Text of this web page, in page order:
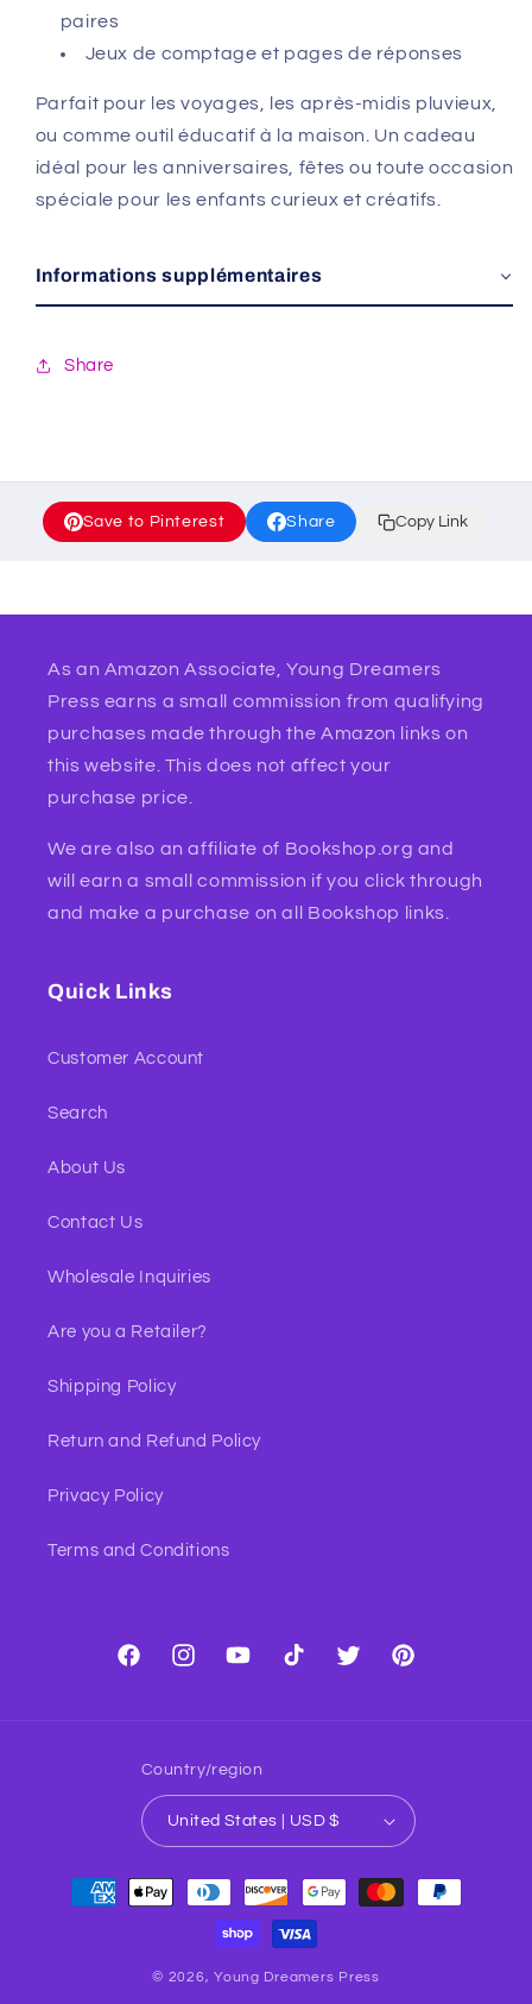
paires
Jeux de comptage et pages de réponses
Parfait pour les voyages, les après-midis pluvieux,
ou comme outil éducatif à la maison. Un cadeau
idéal pour les anniversaires, fêtes ou toute occasion
spéciale pour les enfants curieux et créatifs.
Informations supplémentaires
Share
Save to Pinterest Share Copy Link
As an Amazon Associate, Young Dreamers
Press earns a small commission from qualifying
purchases made through the Amazon links on
this website. This does not affect your
purchase price.
We are also an affiliate of Bookshop.org and
will earn a small commission if you click through
and make a purchase on all Bookshop links.
Quick Links
Customer Account
Search
About Us
Contact Us
Wholesale Inquiries
Are you a Retailer?
Shipping Policy
Return and Refund Policy
Privacy Policy
Terms and Conditions
FacebookInstagramYouTubeTikTok Twitter Pinterest
Country/region
United States | USD $
Payment
methods
© 2026,Young Dreamers Press